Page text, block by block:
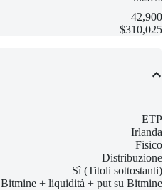
42,900
$310,025
ETP
Irlanda
Fisico
Distribuzione
Sì (Titoli sottostanti)
Bitmine + liquidità + put su Bitmine